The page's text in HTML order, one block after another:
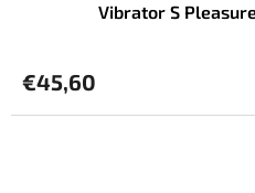
Vibrator S
€45,60